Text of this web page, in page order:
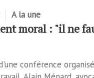
A la une
moral : "il ne
conférence